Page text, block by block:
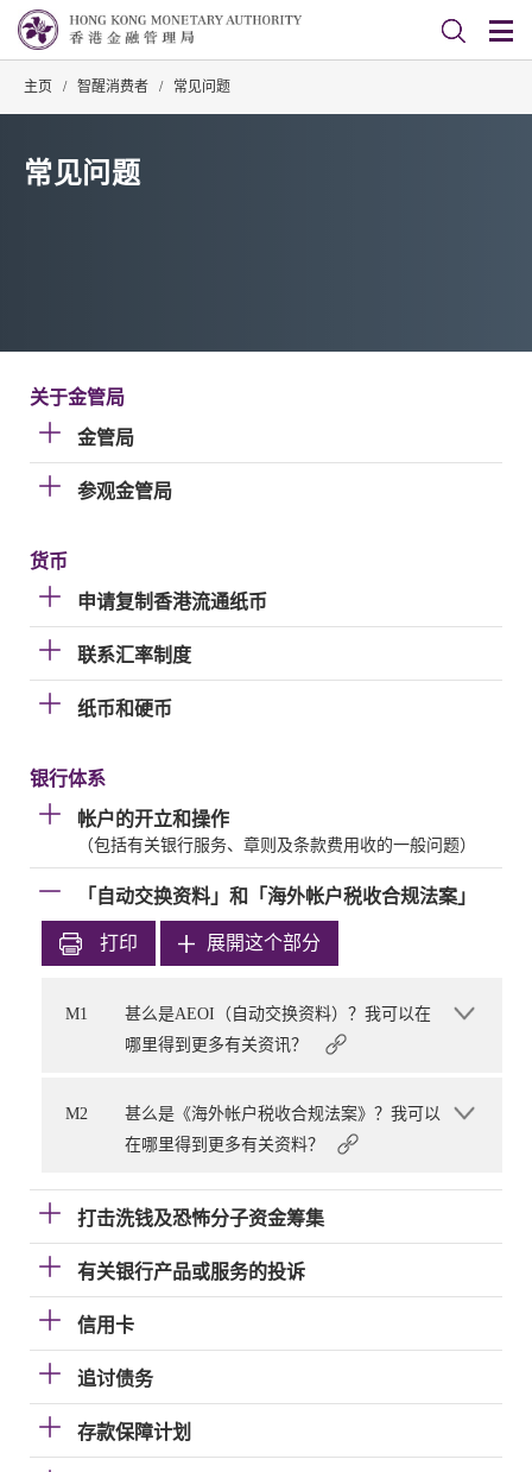
主页 / 智醒消费者 / 常见问题
常见问题
关于金管局
金管局
参观金管局
货币
申请复制香港流通纸币
联系汇率制度
纸币和硬币
银行体系
帐户的开立和操作
（包括有关银行服务、章则及条款费用收的一般问题）
「自动交换资料」和「海外帐户税收合规法案」
打印 展開这个部分
M1
甚么是AEOI（自动交换资料）？我可以在
哪里得到更多有关资讯？
M2
甚么是《海外帐户税收合规法案》？我可以
在哪里得到更多有关资料？
打击洗钱及恐怖分子资金筹集
有关银行产品或服务的投诉
信用卡
追讨债务
存款保障计划